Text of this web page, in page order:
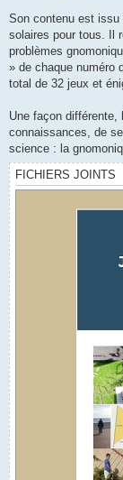
Son contenu est issu
solaires pour tous. Il
problèmes
» de chaque numéro
total de 32 jeux et
Une façon différente,
connaissances, de
science : la
FICHIERS JOINTS